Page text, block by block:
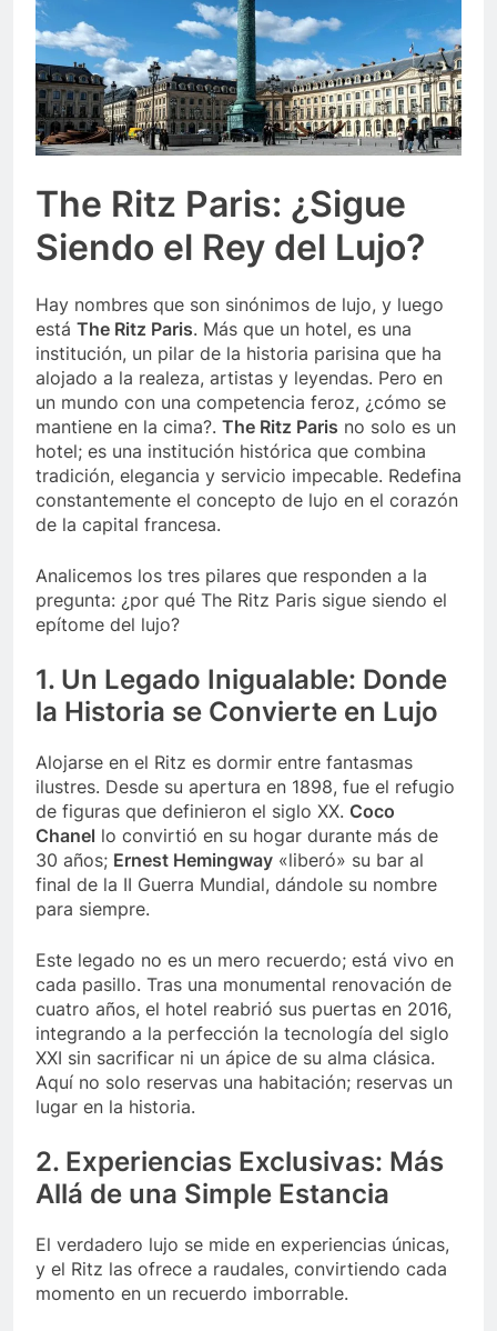
The Ritz Paris: ¿Sigue
Siendo el Rey del Lujo?
Hay nombres que son sinónimos de lujo, y luego
está The Ritz Paris. Más que un hotel, es una
institución, un pilar de la historia parisina que ha
alojado a la realeza, artistas y leyendas. Pero en
un mundo con una competencia feroz, ¿cómo se
mantiene en la cima?. The Ritz Paris no solo es un
hotel; es una institución histórica que combina
tradición, elegancia y servicio impecable. Redefina
constantemente el concepto de lujo en el corazón
de la capital francesa.
Analicemos los tres pilares que responden a la
pregunta: ¿por qué The Ritz Paris sigue siendo el
epítome del lujo?
1. Un Legado Inigualable: Donde
la Historia se Convierte en Lujo
Alojarse en el Ritz es dormir entre fantasmas
ilustres. Desde su apertura en 1898, fue el refugio
de figuras que definieron el siglo XX. Coco
Chanel lo convirtió en su hogar durante más de
30 años; Ernest Hemingway «liberó» su bar al
final de la II Guerra Mundial, dándole su nombre
para siempre.
Este legado no es un mero recuerdo; está vivo en
cada pasillo. Tras una monumental renovación de
cuatro años, el hotel reabrió sus puertas en 2016,
integrando a la perfección la tecnología del siglo
XXI sin sacrificar ni un ápice de su alma clásica.
Aquí no solo reservas una habitación; reservas un
lugar en la historia.
2. Experiencias Exclusivas: Más
Allá de una Simple Estancia
El verdadero lujo se mide en experiencias únicas,
y el Ritz las ofrece a raudales, convirtiendo cada
momento en un recuerdo imborrable.